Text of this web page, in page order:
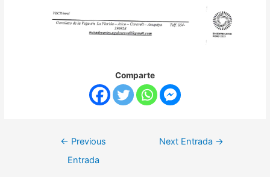
Comparte
← Previous
Entrada
Next Entrada →